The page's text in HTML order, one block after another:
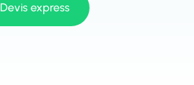
Devis express